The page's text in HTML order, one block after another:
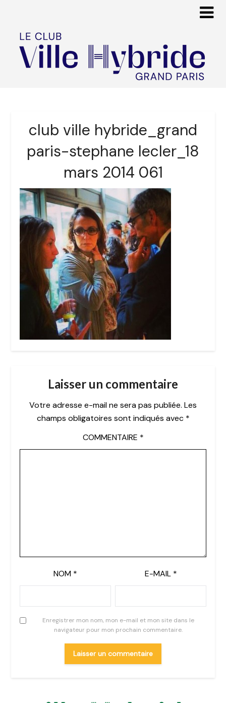
club ville hybride_grand
paris-stephane lecler_18
mars 2014 061
Laisser un commentaire
Votre adresse e-mail ne sera pas publiée. Les
champs obligatoires sont indiqués avec *
COMMENTAIRE *
NOM * E-MAIL *
Enregistrer mon nom, mon e-mail et mon site dans le
navigateur pour mon prochain commentaire.